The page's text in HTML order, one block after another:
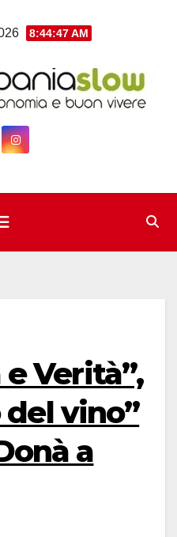
8:44:47 AM
Verità”,
vino”
a